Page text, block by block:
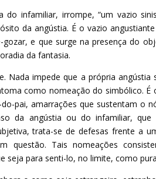
do infamiliar, irrompe, “um vazio
da angústia. É o vazio
e que surge na presença do
da fantasia.
Nada impede que a própria
como nomeação do simbólico. É
pai, amarrações que sustentam o
da angústia ou do infamiliar,
trata-se de defesas frente a
questão. Tais nomeações
seja para senti-lo, no limite, como